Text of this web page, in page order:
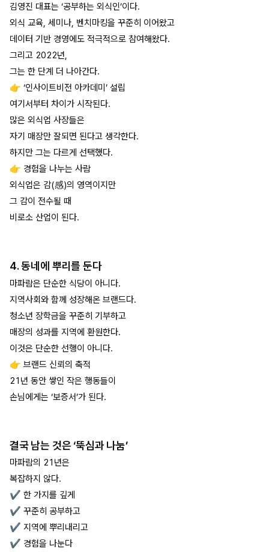
김영진 대표는 ‘공부하는 외식인’이다.
외식 교육, 세미나, 벤치마킹을 꾸준히 이어왔고
데이터 기반 경영에도 적극적으로 참여해왔다.
그리고 2022년,
그는 한 단계 더 나아간다.
👉 ‘인사이트비전 아카데미’ 설립
여기서부터 차이가 시작된다.
많은 외식업 사장들은
자기 매장만 잘되면 된다고 생각한다.
하지만 그는 다르게 선택했다.
👉 경험을 나누는 사람
외식업은 감(感)의 영역이지만
그 감이 전수될 때
비로소 산업이 된다.
4. 동네에 뿌리를 둔다
마파람은 단순한 식당이 아니다.
지역사회와 함께 성장해온 브랜드다.
청소년 장학금을 꾸준히 기부하고
매장의 성과를 지역에 환원한다.
이것은 단순한 선행이 아니다.
👉 브랜드 신뢰의 축적
21년 동안 쌓인 작은 행동들이
손님에게는 ‘보증서’가 된다.
결국 남는 것은 ‘뚝심과 나눔’
마파람의 21년은
복잡하지 않다.
✔ 한 가지를 깊게
✔ 꾸준히 공부하고
✔ 지역에 뿌리내리고
✔ 경험을 나눈다